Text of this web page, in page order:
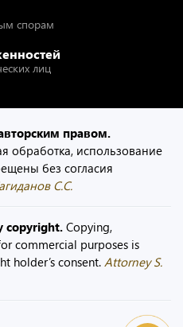
спорам
лиц
правом.
обработка, использование
без согласия
С.С.
copyright. Copying,
commercial purposes is
holder’s consent. Attorney S.